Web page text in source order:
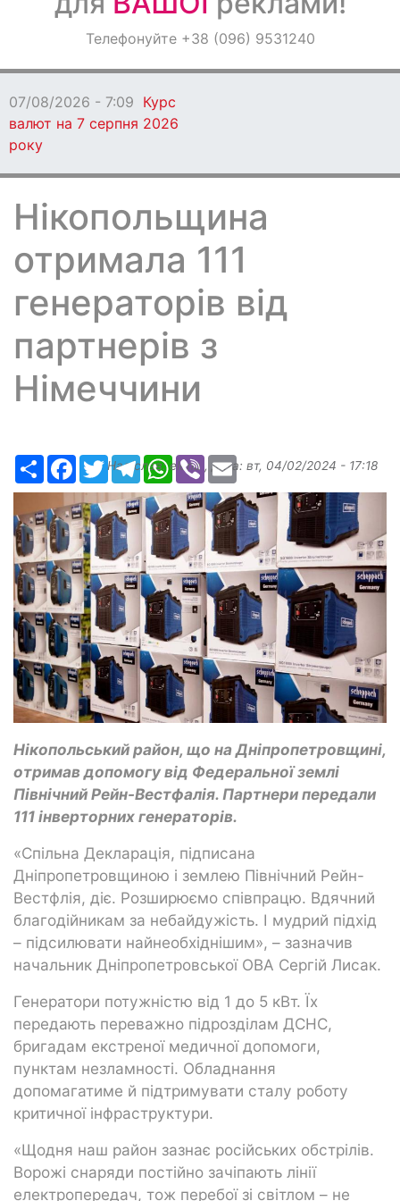
ОголошенняТелефонуйте +38 (096) 9531240
07/08/2026 - 7:09 Курс
валют на 7 серпня 2026
року
Нікопольщина
отримала 111
генераторів від
партнерів з
Німеччини
РесурсFacebook
TwitterTelegramWhatsApp
ViberEmail
Надіслав:elena , дата: вт, 04/02/2024 - 17:18
Нікопольський район, що на Дніпропетровщині,
отримав допомогу від Федеральної землі
Північний Рейн-Вестфалія. Партнери передали
111 інверторних генераторів.
«Спільна Декларація, підписана
Дніпропетровщиною і землею Північний Рейн-
Вестфлія, діє. Розширюємо співпрацю. Вдячний
благодійникам за небайдужість. І мудрий підхід
– підсилювати найнеобхіднішим», – зазначив
начальник Дніпропетровської ОВА Сергій Лисак.
Генератори потужністю від 1 до 5 кВт. Їх
передають переважно підрозділам ДСНС,
бригадам екстреної медичної допомоги,
пунктам незламності. Обладнання
допомагатиме й підтримувати сталу роботу
критичної інфраструктури.
«Щодня наш район зазнає російських обстрілів.
Ворожі снаряди постійно зачіпають лінії
електропередач, тож перебої зі світлом – не